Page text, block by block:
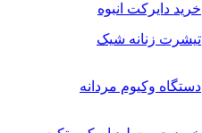
خرید دایرکت انبوه
تیشرت زنانه شیک
دستگاه وکیوم مردانه